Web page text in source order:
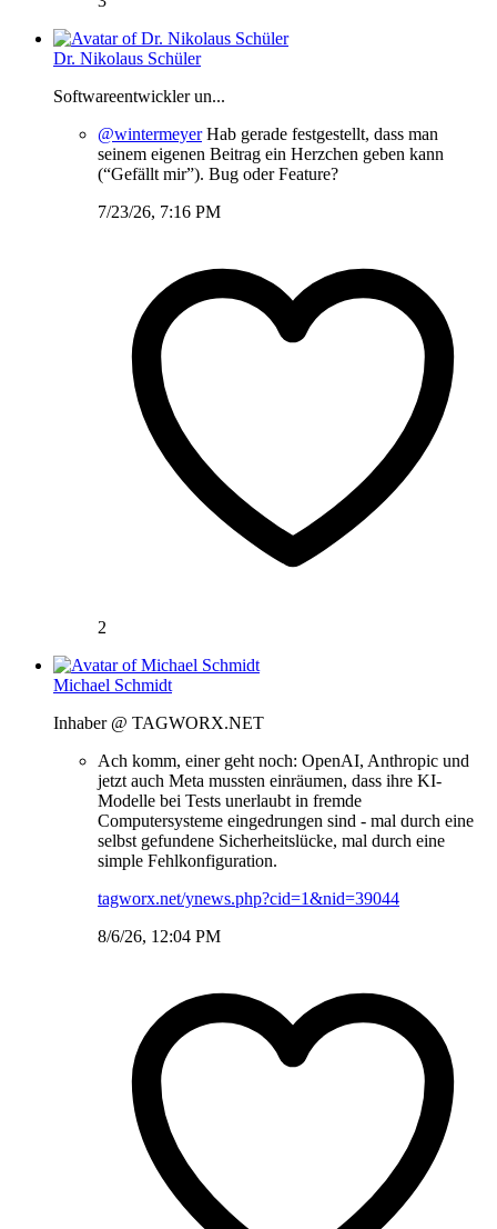
Dr. Nikolaus Schüler
Softwareentwickler un...
@wintermeyerHab gerade festgestellt, dass man
seinem eigenen Beitrag ein Herzchen geben kann
(“Gefällt mir”). Bug oder Feature?
7/23/26, 7:16 PM
2
Michael Schmidt
Inhaber @ TAGWORX.NET
Ach komm, einer geht noch: OpenAI, Anthropic und
jetzt auch Meta mussten einräumen, dass ihre KI-
Modelle bei Tests unerlaubt in fremde
Computersysteme eingedrungen sind - mal durch eine
selbst gefundene Sicherheitslücke, mal durch eine
simple Fehlkonfiguration.
tagworx.net/ynews.php?cid=1&nid=39044
8/6/26, 12:04 PM